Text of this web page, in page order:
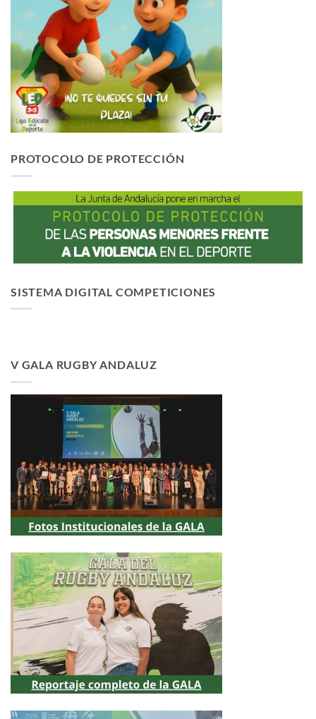
PROTOCOLO DE PROTECCIÓN
SISTEMA DIGITAL COMPETICIONES
V GALA RUGBY ANDALUZ